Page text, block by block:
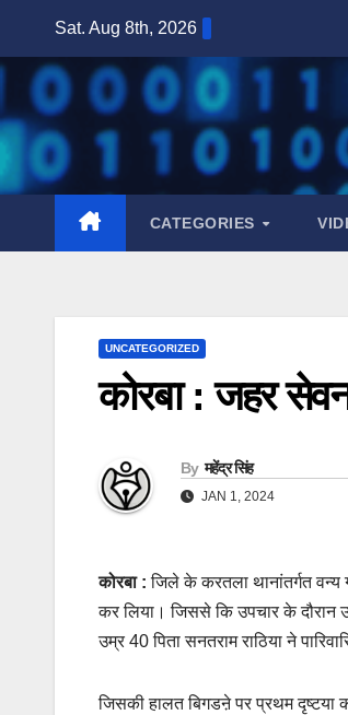
content
Sat. Aug 8th, 2026
CATEGORIES
UNCATEGORIZED
कोरबा : जहर
By महेंद्र सिंह
JAN 1, 2024
कोरबा : जिले के करतला थानांतर्गत वन्य
कर लिया। जिससे कि उपचार के दौरान
उम्र 40 पिता सनतराम राठिया ने
जिसकी हालत बिगडऩे पर प्रथम दृष्टया